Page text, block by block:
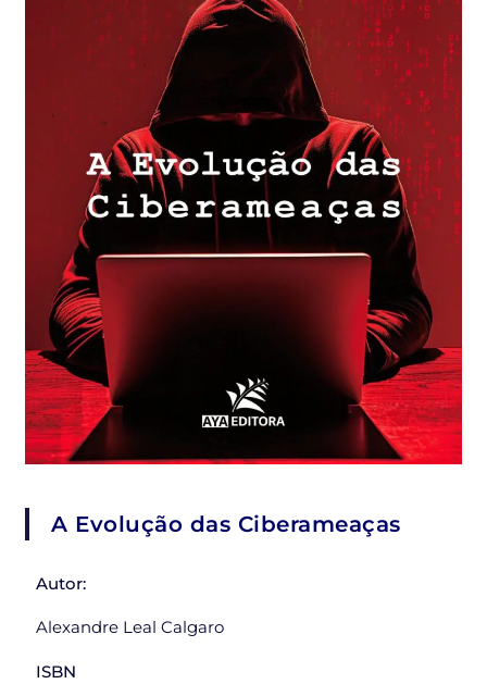
A Evolução das Ciberameaças
Autor:
Alexandre Leal Calgaro
ISBN